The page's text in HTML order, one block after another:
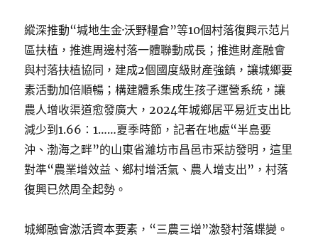
縱深推動“堿地生金·沃野糧倉”等10個村落復興示范片
區扶植，推進周邊村落一體聯動成長；推進財產融會
與村落扶植協同，建成2個國度級財產強鎮，讓城鄉要
素活動加倍順暢；構建體系集成生孩子運營系統，讓
農人增收渠道愈發廣大，2024年城鄉居平易近支出比
減少到1.66∶1……夏季時節，記者在地處“半島要
沖、渤海之畔”的山東省濰坊市昌邑市采訪發明，這里
對準“農業增效益、鄉村增活氣、農人增支出”，村落
復興已然周全起勢。
城鄉融會激活資本要素，“三農三增”激發村落蝶變。